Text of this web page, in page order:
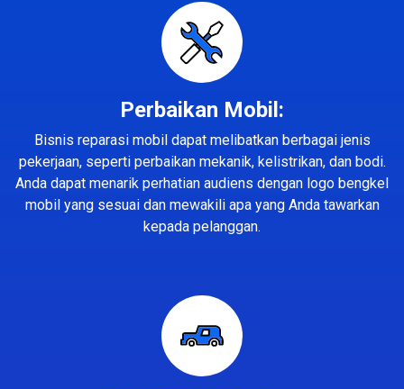
Perbaikan Mobil:
Bisnis reparasi mobil dapat melibatkan berbagai jenis
pekerjaan, seperti perbaikan mekanik, kelistrikan, dan bodi.
Anda dapat menarik perhatian audiens dengan logo bengkel
mobil yang sesuai dan mewakili apa yang Anda tawarkan
kepada pelanggan.